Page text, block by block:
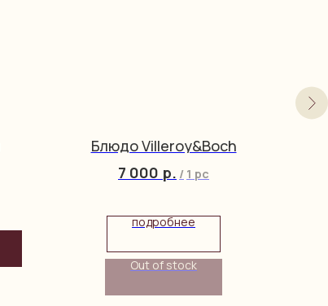
Блюдо Villeroy&Boch
7 000 р. / 1 pc
подробнее
Out of stock